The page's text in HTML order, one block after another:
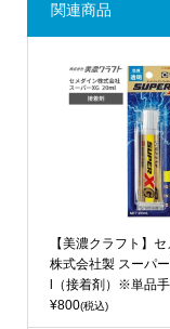
関連商品
【美濃クラフト】
株式会社製 スーパ
l（接着剤）※単品
¥800(税込)